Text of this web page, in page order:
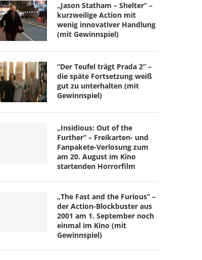
„Jason Statham – Shelter“ –
kurzweilige Action mit
wenig innovativer Handlung
(mit Gewinnspiel)
“Der Teufel trägt Prada 2” –
die späte Fortsetzung weiß
gut zu unterhalten (mit
Gewinnspiel)
„Insidious: Out of the
Further“ – Freikarten- und
Fanpakete-Verlosung zum
am 20. August im Kino
startenden Horrorfilm
„The Fast and the Furious“ –
der Action-Blockbuster aus
2001 am 1. September noch
einmal im Kino (mit
Gewinnspiel)